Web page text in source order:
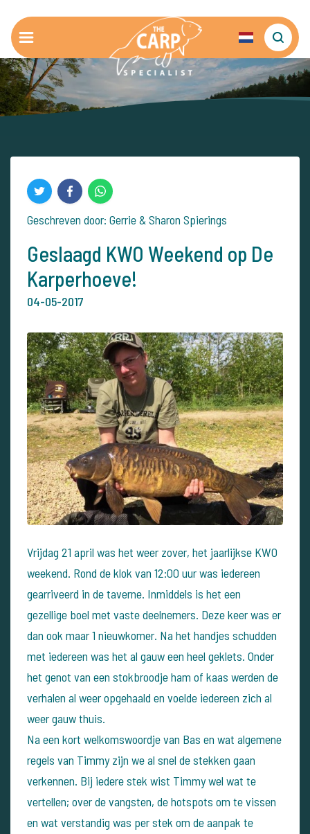
Geschreven door: Gerrie & Sharon Spierings
Geslaagd KWO Weekend op De
Karperhoeve!
04-05-2017
Vrijdag 21 april was het weer zover, het jaarlijkse KWO
weekend. Rond de klok van 12:00 uur was iedereen
gearriveerd in de taverne. Inmiddels is het een
gezellige boel met vaste deelnemers. Deze keer was er
dan ook maar 1 nieuwkomer. Na het handjes schudden
met iedereen was het al gauw een heel geklets. Onder
het genot van een stokbroodje ham of kaas werden de
verhalen al weer opgehaald en voelde iedereen zich al
weer gauw thuis.
Na een kort welkomswoordje van Bas en wat algemene
regels van Timmy zijn we al snel de stekken gaan
verkennen. Bij iedere stek wist Timmy wel wat te
vertellen; over de vangsten, de hotspots om te vissen
en wat verstandig was per stek om de aanpak te